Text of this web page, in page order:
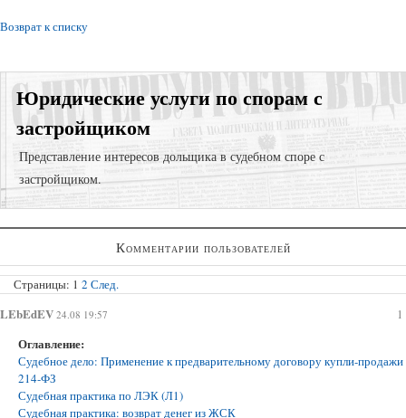
Возврат к списку
Юридические услуги по спорам с
застройщиком
Представление интересов дольщика в судебном споре с
застройщиком.
Представление интересов в судах общей юрисдикции;
Взыскание задолженности;
Регистрация права собственности в судебном порядке;
Комментарии пользователей
Страницы: 1 2 След.
1
LEbEdEV 24.08 19:57
Оглавление:
Судебное дело: Применение к предварительному договору купли-продажи
214-ФЗ
Судебная практика по ЛЭК (Л1)
Судебная практика: возврат денег из ЖСК